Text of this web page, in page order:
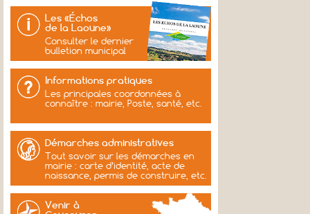
Les «Échos
de la Laoune»
Consulter le dernier
bulletion municipal
Informations pratiques
Les principales coordonnées à
connaître : mairie, Poste, santé, etc.
Démarches administratives
Tout savoir sur les démarches en
mairie : carte d’identité, acte de
naissance, permis de construire, etc.
Venir à